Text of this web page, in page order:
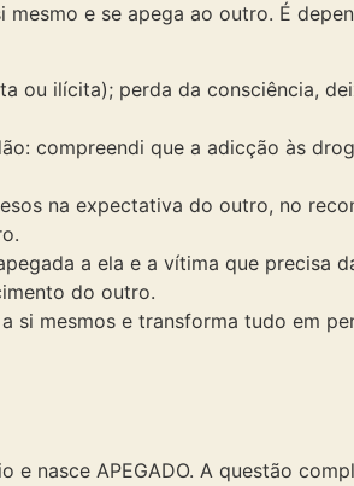
mesmo e se apega ao outro. É
ou ilícita); perda da consciência,
compreendi que a adicção às
na expectativa do outro, no
a ela e a vítima que precisa
do outro.
si mesmos e transforma tudo em
e nasce APEGADO. A questão